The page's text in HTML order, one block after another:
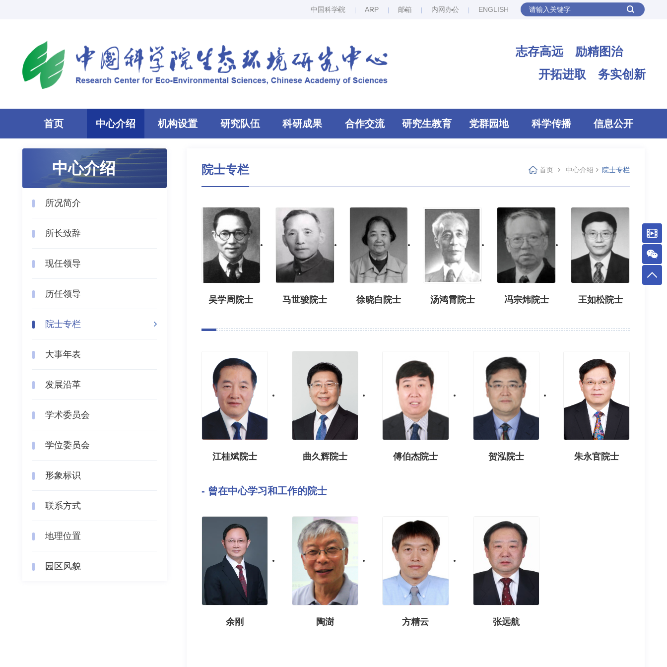
中国科学院 ARP 邮箱 内网办公 ENGLISH
志存高远 励精图治
开拓进取 务实创新
首页 中心介绍 机构设置 研究队伍 科研成果 合作交流 研究生教育 党群园地 科学传播 信息公开
中心介绍
所况简介
所长致辞
现任领导
历任领导
院士专栏
大事年表
发展沿革
学术委员会
学位委员会
形象标识
联系方式
地理位置
园区风貌
院士专栏 首页 中心介绍 院士专栏
吴学周院士 马世骏院士 徐晓白院士 汤鸿霄院士 冯宗炜院士 王如松院士
江桂斌院士 曲久辉院士 傅伯杰院士 贺泓院士 朱永官院士
- 曾在中心学习和工作的院士
余刚 陶澍 方精云 张远航